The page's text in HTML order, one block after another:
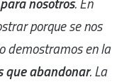
porque se nos
demostramos en la
que abandonar. La